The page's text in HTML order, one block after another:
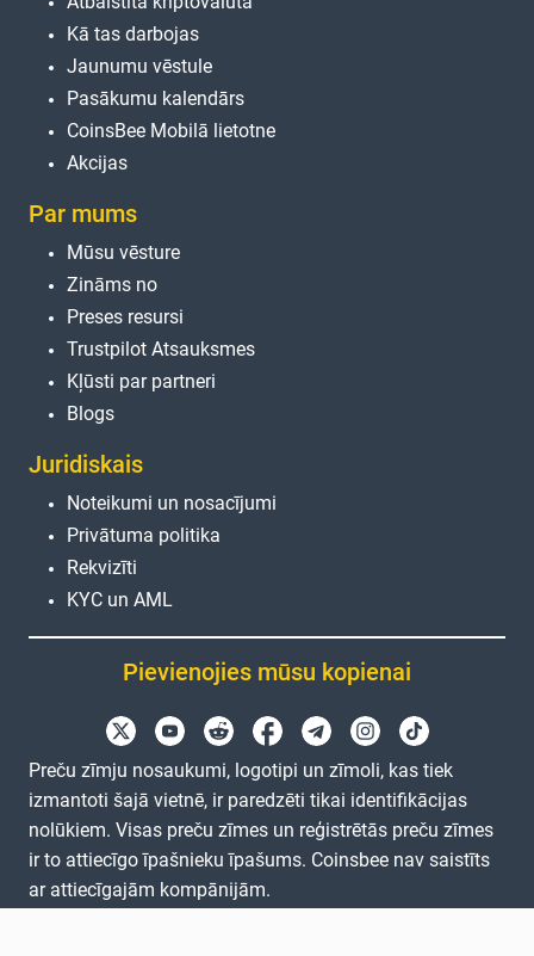
Kā tas darbojas
Jaunumu vēstule
Pasākumu kalendārs
CoinsBee Mobilā lietotne
Akcijas
Par mums
Mūsu vēsture
Zināms no
Preses resursi
Trustpilot Atsauksmes
Kļūsti par partneri
Blogs
Juridiskais
Noteikumi un nosacījumi
Privātuma politika
Rekvizīti
KYC un AML
Pievienojies mūsu kopienai
Preču zīmju nosaukumi, logotipi un zīmoli, kas tiek
izmantoti šajā vietnē, ir paredzēti tikai identifikācijas
nolūkiem. Visas preču zīmes un reģistrētās preču zīmes
ir to attiecīgo īpašnieku īpašums. Coinsbee nav saistīts
ar attiecīgajām kompānijām.